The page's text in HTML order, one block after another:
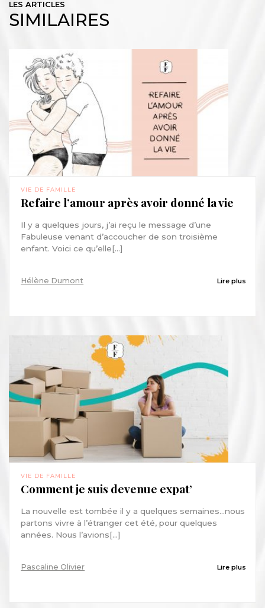
LES ARTICLES
SIMILAIRES
VIE DE FAMILLE
Refaire l’amour après avoir donné la vie
Il y a quelques jours, j’ai reçu le message d’une
Fabuleuse venant d’accoucher de son troisième
enfant. Voici ce qu’elle[...]
Hélène Dumont Lire plus
VIE DE FAMILLE
Comment je suis devenue expat’
La nouvelle est tombée il y a quelques semaines...nous
partons vivre à l’étranger cet été, pour quelques
années. Nous l’avions[...]
Pascaline Olivier Lire plus